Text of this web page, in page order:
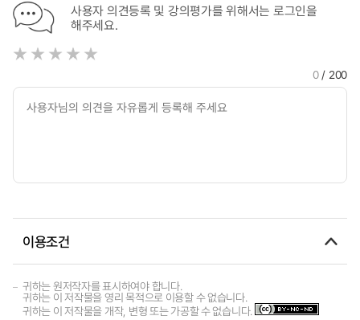
사용자 의견등록 및 강의평가를 위해서는 로그인을
해주세요.
0/ 200
이용조건
귀하는 원저작자를 표시하여야 합니다.
귀하는 이 저작물을 영리 목적으로 이용할 수 없습니다.
귀하는 이 저작물을 개작, 변형 또는 가공할 수 없습니다.